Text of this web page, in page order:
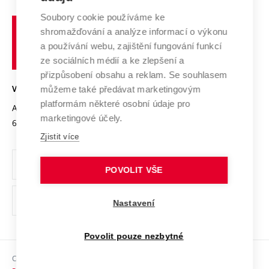
Výzkumné infrastruktury
Transfer znalostí
Open Science
Projekty
Projekty ze strukturálních fondů
Specifický výzkum
Spolupráce se školami
Služby univerzity
Mezinárodní dohody
Univerzitní sítě
Profil univerzity
Udržitelná univerzita
Podnikavá univerzita / ContriBUTe
Bezpečná univerzita
Vyznamenání
Organizační struktura
Ochrana osobních údajů
odkaz)
Sociální bezpečí
učení
technické
VYSOKÉ UČENÍ TECHNICKÉ V BRNĚ
Antonínská 548/1
602 00 Brno
www.vut.cz
vut@vutbr.cz
Copyright © 2026 VUT
Soubory cookie používáme ke
shromažďování a analýze informací o výkonu
a používání webu, zajištění fungování funkcí
ze sociálních médií a ke zlepšení a
přizpůsobení obsahu a reklam. Se souhlasem
můžeme také předávat marketingovým
platformám některé osobní údaje pro
marketingové účely.
Zjistit více
POVOLIT VŠE
Nastavení
Povolit pouze nezbytné